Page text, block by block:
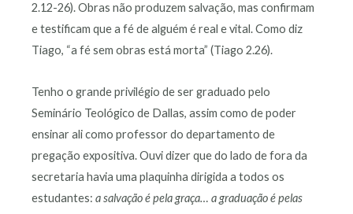
2.12-26). Obras não produzem salvação, mas confirmam
e testificam que a fé de alguém é real e vital. Como diz
Tiago, “a fé sem obras está morta” (Tiago 2.26).
Tenho o grande privilégio de ser graduado pelo
Seminário Teológico de Dallas, assim como de poder
ensinar ali como professor do departamento de
pregação expositiva. Ouvi dizer que do lado de fora da
secretaria havia uma plaquinha dirigida a todos os
estudantes: a salvação é pela graça… a graduação é pelas